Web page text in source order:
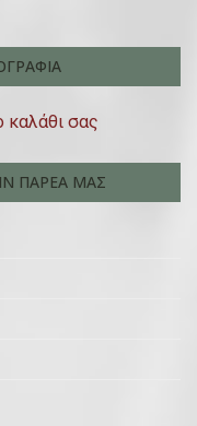
καλάθι σας
ΠΑΡΈΑ ΜΑΣ